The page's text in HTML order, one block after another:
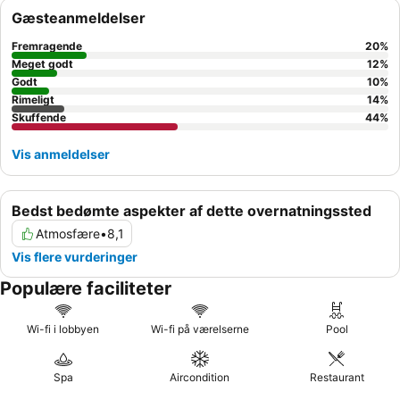
alkoholfri drikkevarer. Kreditkort: Følgende kreditkort accepteres:
Visa og MasterCard.
natteliv.
Bedst bedømte aspekter af dette overnatningssted
Atmosfære•8,1
Vis flere vurderinger
Gæsteanmeldelser
Fremragende 20%
Meget godt
12%
Godt
10%
Rimeligt
14%
Skuffende
44%
Vis anmeldelser
Populære faciliteter
Wi-fi i lobbyen Wi-fi på værelserne Pool
Spa Aircondition Restaurant